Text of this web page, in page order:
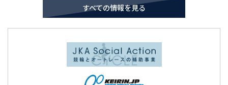
すべての情報を見る